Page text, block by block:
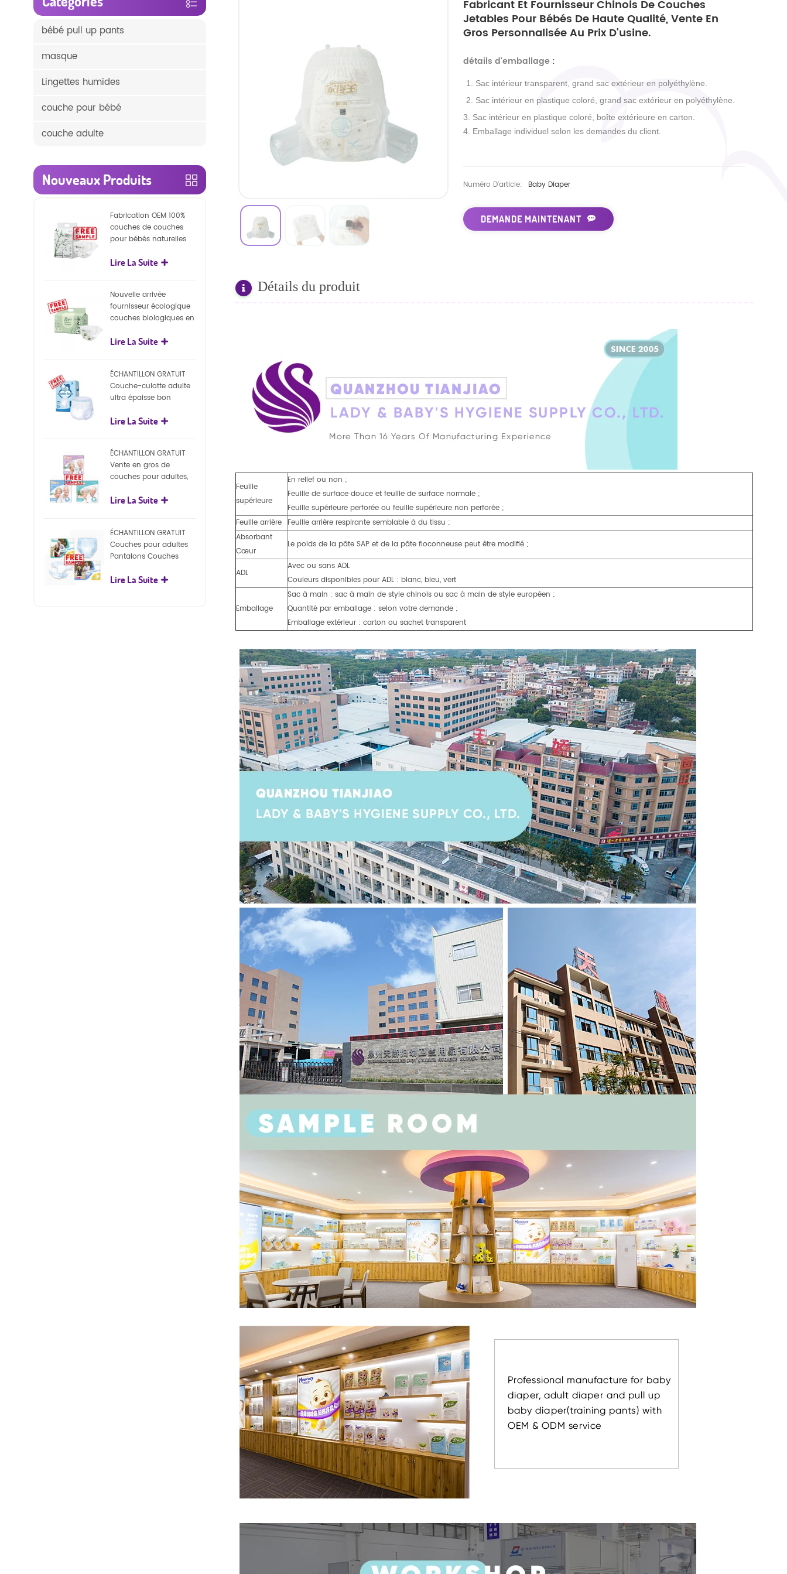
Fabricant Et Fournisseur Chinois De Couches
Jetables Pour Bébés De Haute Qualité, Vente En
Gros Personnalisée Au Prix D'usine.
détails d'emballage :
1. Sac intérieur transparent, grand sac extérieur en polyéthylène.
2. Sac intérieur en plastique coloré, grand sac extérieur en polyéthylène.
3. Sac intérieur en plastique coloré, boîte extérieure en carton.
4. Emballage individuel selon les demandes du client.
Numéro D'article: Baby Diaper
DEMANDE MAINTENANT
Détails du produit
Feuille
supérieure
En relief ou non ;
Feuille de surface douce et feuille de surface normale ;
Feuille supérieure perforée ou feuille supérieure non perforée ;
Feuille arrière Feuille arrière respirante semblable à du tissu ;
Absorbant
Cœur
Le poids de la pâte SAP et de la pâte floconneuse peut être modifié ;
ADL
Avec ou sans ADL
Couleurs disponibles pour ADL : blanc, bleu, vert
Emballage
Sac à main : sac à main de style chinois ou sac à main de style européen ;
Quantité par emballage : selon votre demande ;
Emballage extérieur : carton ou sachet transparent
bébé pull up pants
masque
Lingettes humides
couche pour bébé
couche adulte
Nouveaux Produits
Fabrication OEM 100%
couches de couches
pour bébés naturelles
écologiques
Lire La Suite
Nouvelle arrivée
fournisseur écologique
couches biologiques en
biodégradables pour
Lire La Suite
ÉCHANTILLON GRATUIT
Couche-culotte adulte
ultra épaisse bon
jetable pour adulte
Lire La Suite
ÉCHANTILLON GRATUIT
Vente en gros de
couches pour adultes,
adultes
Lire La Suite
ÉCHANTILLON GRATUIT
Couches pour adultes
Pantalons Couches
pour adultes
Lire La Suite